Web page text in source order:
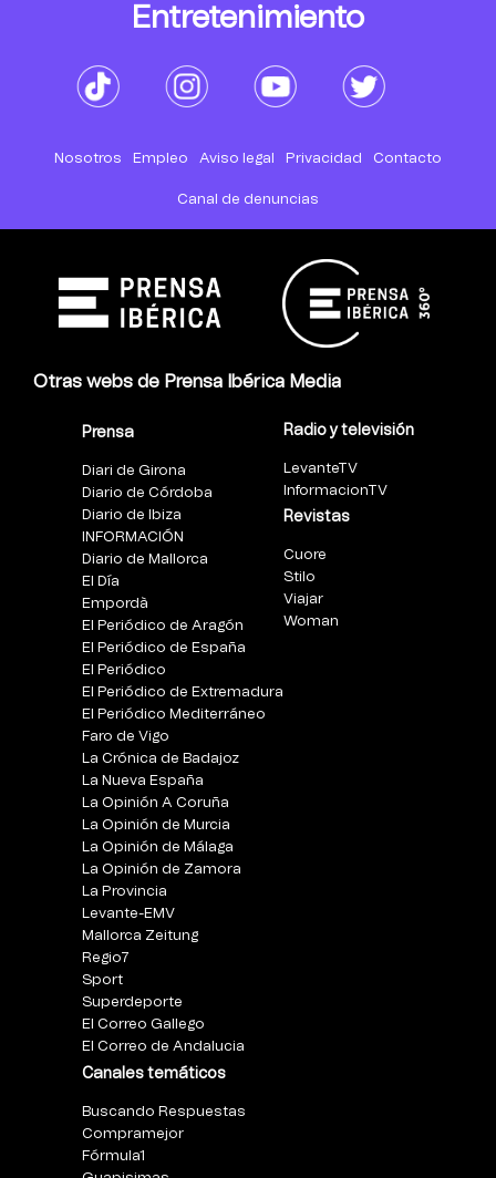
Entretenimiento
Nosotros Empleo Aviso legal Privacidad Contacto
Canal de denuncias
Otras webs de Prensa Ibérica Media
Prensa
Diari de Girona
Diario de Córdoba
Diario de Ibiza
INFORMACIÓN
Diario de Mallorca
El Día
Empordà
El Periódico de Aragón
El Periódico de España
El Periódico
El Periódico de Extremadura
El Periódico Mediterráneo
Faro de Vigo
La Crónica de Badajoz
La Nueva España
La Opinión A Coruña
La Opinión de Murcia
La Opinión de Málaga
La Opinión de Zamora
La Provincia
Levante-EMV
Mallorca Zeitung
Regio7
Sport
Superdeporte
El Correo Gallego
El Correo de Andalucia
Canales temáticos
Buscando Respuestas
Compramejor
Fórmula1
Radio y televisión
LevanteTV
InformacionTV
Revistas
Cuore
Stilo
Viajar
Woman